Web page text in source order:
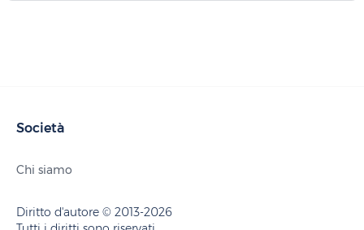
Società
Chi siamo
Diritto d'autore © 2013-2026